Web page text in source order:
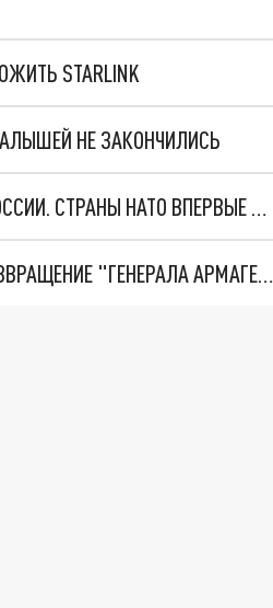
STARLINK
НЕ ЗАКОНЧИЛИСЬ
"ОЧЕНЬ ПЛОХИЕ НОВОСТИ": БОЛЬШАЯ ОШИБКА PALANTIR В РОССИИ. СТРАНЫ НАТО ВПЕРВЫЕ ЗА СВО ОСТАНОВИЛИ ПОСТАВКИ ОРУЖИЯ. ВСУ ТЕРЯЮТ ПРИГРАНИЧЬЕ?
ТРИ ГЛАВНЫХ ИНСАЙДА ОБ СВО. ОТМЕНА МОБИЛИЗАЦИИ И ВОЗВРАЩЕНИЕ "ГЕНЕРАЛА АРМАГЕДДОНА"? ОТЛИЧНЫЕ НОВОСТИ, КОТОРЫЕ ЖДАЛИ ВСЕ